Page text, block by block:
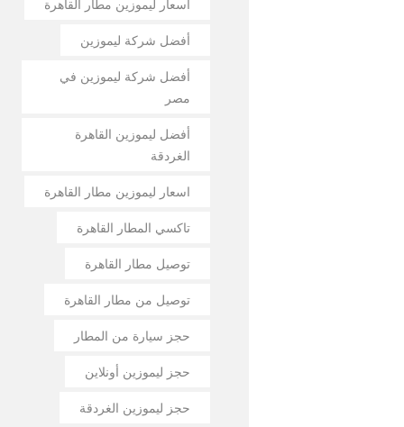
أسعار ليموزين مطار القاهرة
أفضل شركة ليموزين
أفضل شركة ليموزين في
مصر
أفضل ليموزين القاهرة
الغردقة
اسعار ليموزين مطار القاهرة
تاكسي المطار القاهرة
توصيل مطار القاهرة
توصيل من مطار القاهرة
حجز سيارة من المطار
حجز ليموزين أونلاين
حجز ليموزين الغردقة